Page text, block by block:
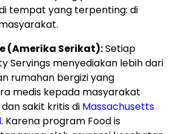
tempat yang terpenting: di
(Amerika Serikat):Setiap
Servings menyediakan lebih dari
rumahan bergizi yang
medis kepada masyarakat
sakit kritis di Massachusetts
. Karena program Food is